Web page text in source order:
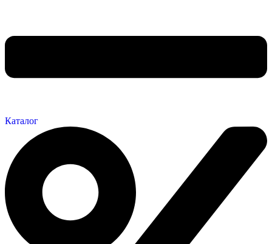
Каталог